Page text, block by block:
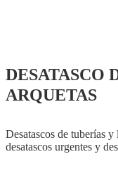
DESATASCO
ARQUETAS
Desatascos de tuberías
desatascos urgentes y